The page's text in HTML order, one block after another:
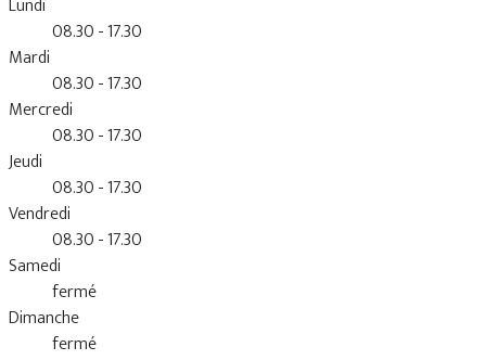
08.30 - 17.30
Mardi
08.30 - 17.30
Mercredi
08.30 - 17.30
Jeudi
08.30 - 17.30
Vendredi
08.30 - 17.30
Samedi
fermé
Dimanche
fermé